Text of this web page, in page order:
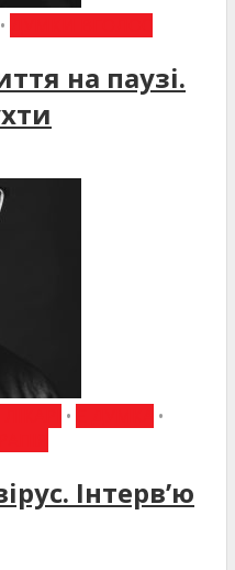
•
на паузі.
•
•
Інтерв’ю